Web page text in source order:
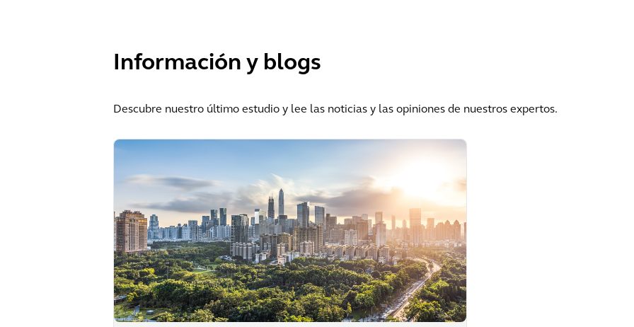
Información y blogs
Descubre nuestro último estudio y lee las noticias y las opiniones de nuestros expertos.